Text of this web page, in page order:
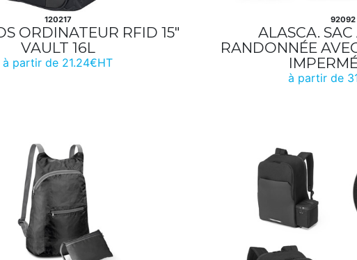
120217
ORDINATEUR RFID 15"
VAULT 16L
à partir de 21.24€HT
92092
ALASCA.
RANDONNÉE
à partir de